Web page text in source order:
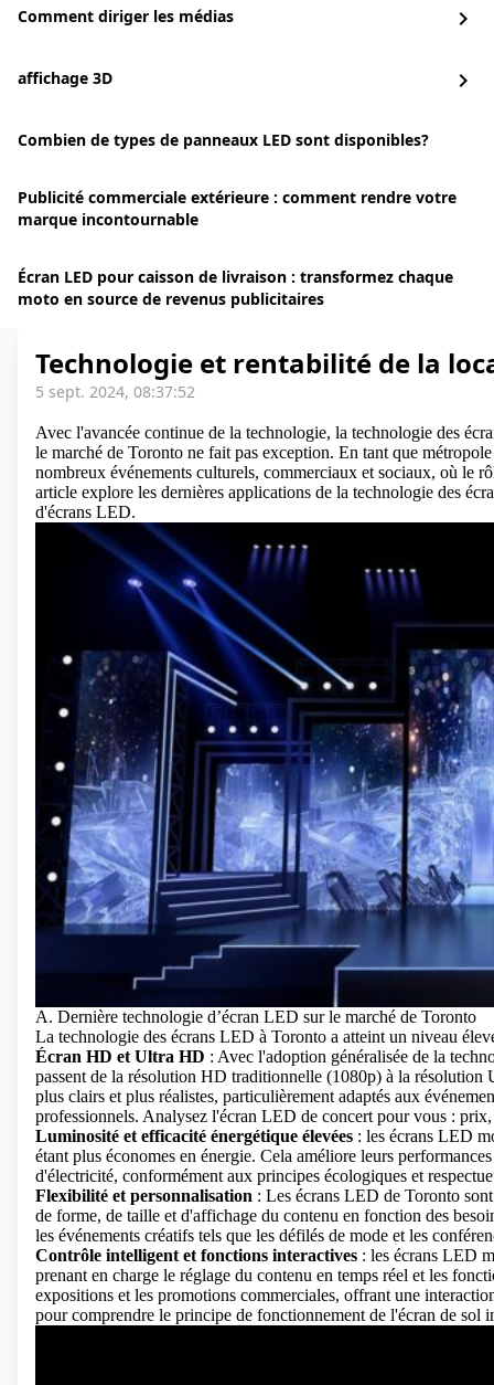
Comment diriger les médias chevron_right
affichage 3D chevron_right
Combien de types de panneaux LED sont disponibles?
Publicité commerciale extérieure : comment rendre votre
marque incontournable
Écran LED pour caisson de livraison : transformez chaque
moto en source de revenus publicitaires
Technologie et rentabilité de la
5 sept. 2024, 08:37:52
Avec l'avancée continue de la technologie, la technologie des
le marché de Toronto ne fait pas exception. En tant que
nombreux événements culturels, commerciaux et sociaux, où le
article explore les dernières applications de la technologie des
d'écrans LED.
A. Dernière technologie d’écran LED sur le marché de Toronto
La technologie des écrans LED à Toronto a atteint un niveau
Écran HD et Ultra HD : Avec l'adoption généralisée de la
passent de la résolution HD traditionnelle (1080p) à la
plus clairs et plus réalistes, particulièrement adaptés aux
professionnels. Analysez l'écran LED de concert pour vous :
Luminosité et efficacité énergétique élevées : les écrans LED
étant plus économes en énergie. Cela améliore leurs
d'électricité, conformément aux principes écologiques et
Flexibilité et personnalisation : Les écrans LED de Toronto
de forme, de taille et d'affichage du contenu en fonction des
les événements créatifs tels que les défilés de mode et les
Contrôle intelligent et fonctions interactives : les écrans LED
prenant en charge le réglage du contenu en temps réel et les
expositions et les promotions commerciales, offrant une
pour comprendre le principe de fonctionnement de l'écran de sol